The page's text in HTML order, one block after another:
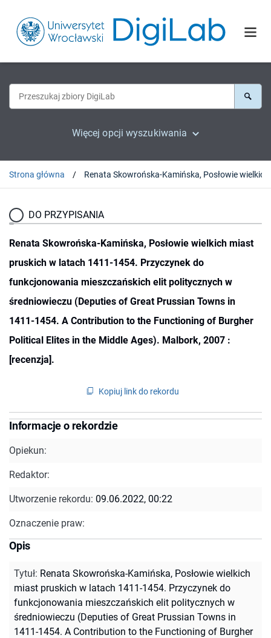
Więcej opcji wyszukiwania
Strona główna
DO PRZYPISANIA
Renata Skowrońska-Kamińska, Posłowie wielkich miast
pruskich w latach 1411-1454. Przyczynek do
funkcjonowania mieszczańskich elit politycznych w
średniowieczu (Deputies of Great Prussian Towns in
1411-1454. A Contribution to the Functioning of Burgher
Political Elites in the Middle Ages). Malbork, 2007 :
[recenzja].
Kopiuj link do rekordu
Informacje o rekordzie
Opiekun:
Redaktor:
Utworzenie rekordu: 09.06.2022, 00:22
Oznaczenie praw:
Opis
Tytuł: Renata Skowrońska-Kamińska, Posłowie wielkich
miast pruskich w latach 1411-1454. Przyczynek do
funkcjonowania mieszczańskich elit politycznych w
średniowieczu (Deputies of Great Prussian Towns in
1411-1454. A Contribution to the Functioning of Burgher